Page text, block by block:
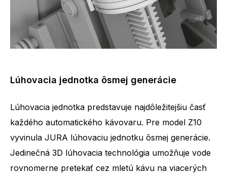
Lúhovacia jednotka ôsmej generácie
Lúhovacia jednotka predstavuje najdôležitejšiu časť
každého automatického kávovaru. Pre model Z10
vyvinula JURA lúhovaciu jednotku ôsmej generácie.
Jedinečná 3D lúhovacia technológia umožňuje vode
rovnomerne pretekať cez mletú kávu na viacerých